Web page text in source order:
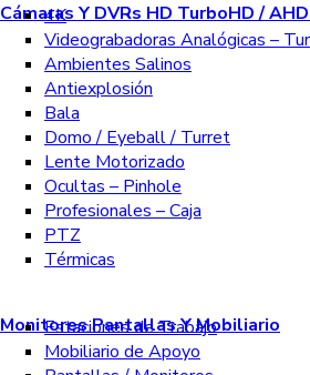
Cámaras Y DVRs HD TurboHD /
4K
Videograbadoras Analógicas –
Ambientes Salinos
Antiexplosión
Bala
Domo / Eyeball / Turret
Lente Motorizado
Ocultas – Pinhole
Profesionales – Caja
PTZ
Térmicas
Monitores Pantallas Y Mobiliario
Estaciones de Trabajo
Mobiliario de Apoyo